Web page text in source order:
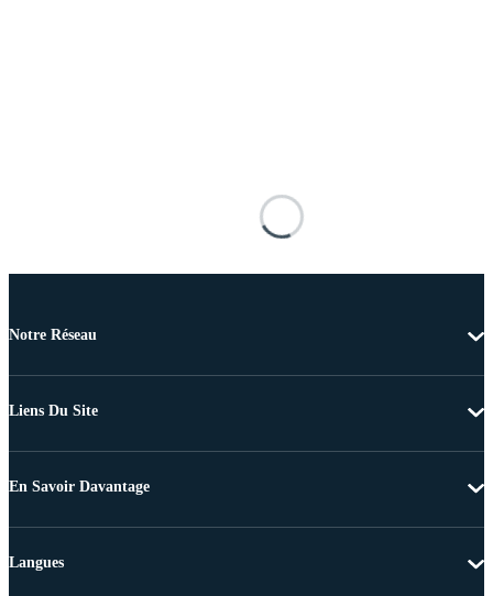
Notre Réseau
Liens Du Site
En Savoir Davantage
Langues